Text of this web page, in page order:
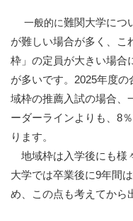
一般的に難関大学につ
が難しい場合が多く、こ
枠」の定員が大きい場合
が多いです。2025年度
域枠の推薦入試の場合、
ーダーラインよりも、 8
ります。
地域枠は入学後にも様
大学では卒業後に9年間
め、この点も考えてから